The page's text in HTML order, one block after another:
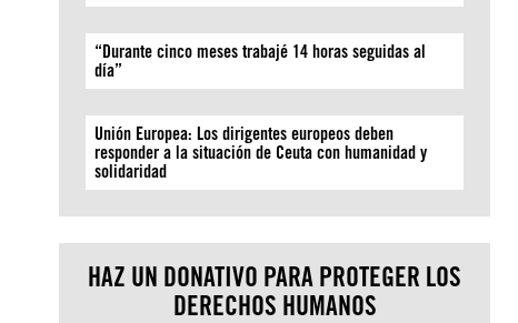
“Durante cinco meses trabajé 14 horas seguidas al
día”
Unión Europea: Los dirigentes europeos deben
responder a la situación de Ceuta con humanidad y
solidaridad
HAZ UN DONATIVO PARA PROTEGER LOS
DERECHOS HUMANOS